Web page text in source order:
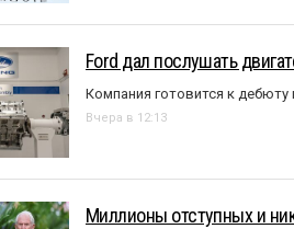
Ford дал послушать
Компания готовится к дебюту
Вчера в 12:13
Миллионы отступных и